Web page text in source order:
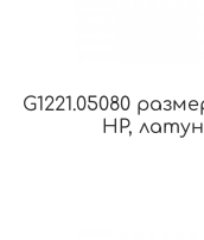
G1221.05080
НР,